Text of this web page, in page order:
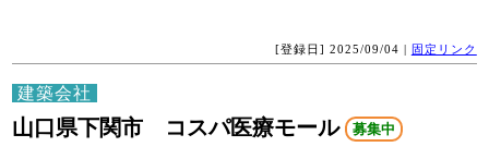
[登録日] 2025/09/04 | 固定リンク
建築会社
山口県下関市 コスパ医療モール 募集中